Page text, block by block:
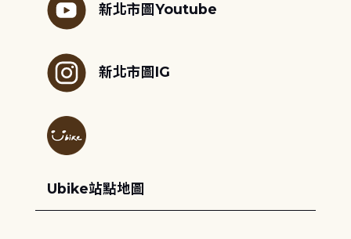
新北市圖Youtube
新北市圖IG
Ubike站點地圖